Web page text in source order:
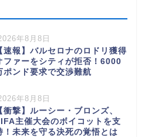
年8月8日
速報】バルセロナのロドリ獲得
ファーをシティが拒否！6000
ポンド要求で交渉難航
年8月8日
衝撃】ルーシー・ブロンズ、
主催大会のボイコットを支
！未来を守る決死の覚悟とは